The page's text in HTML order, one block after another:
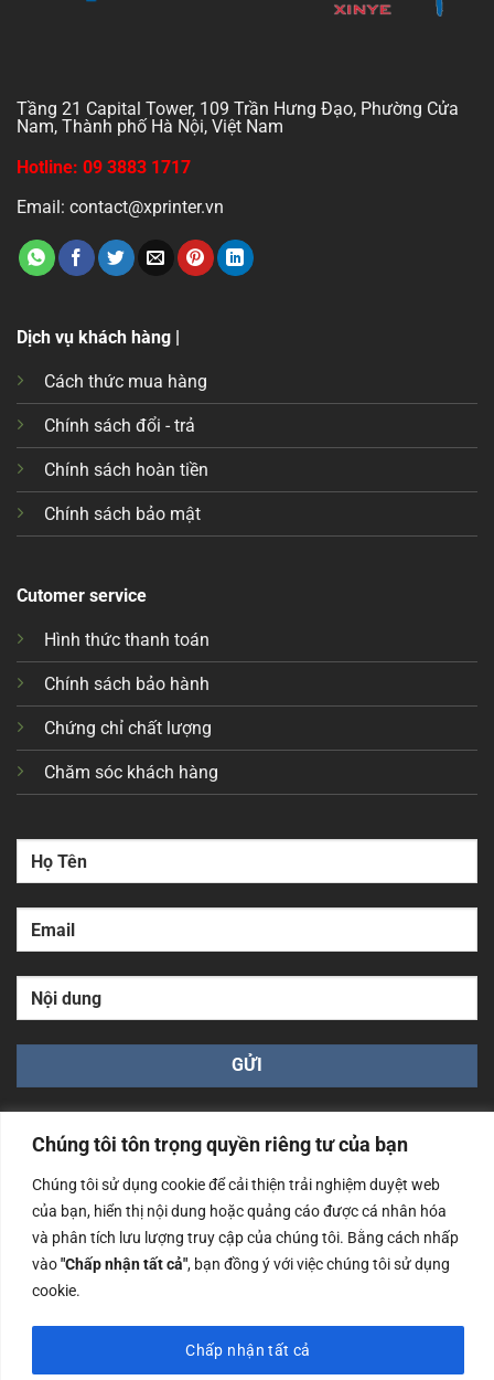
Chúng tôi tôn trọng quyền riêng tư của bạn
Chúng tôi sử dụng cookie để cải thiện trải nghiệm duyệt web
của bạn, hiển thị nội dung hoặc quảng cáo được cá nhân hóa
và phân tích lưu lượng truy cập của chúng tôi. Bằng cách nhấp
vào"Chấp nhận tất cả", bạn đồng ý với việc chúng tôi sử dụng
cookie.
Chấp nhận tất cả
Tầng 21 Capital Tower, 109 Trần Hưng Đạo, Phường Cửa
Nam, Thành phố Hà Nội, Việt Nam
Hotline: 09 3883 1717
Email: contact@xprinter.vn
Dịch vụ khách hàng |
Cách thức mua hàng
Chính sách đổi - trả
Chính sách hoàn tiền
Chính sách bảo mật
Cutomer service
Hình thức thanh toán
Chính sách bảo hành
Chứng chỉ chất lượng
Chăm sóc khách hàng
Công ty TNHH Nam Bình Xương - Số ĐKKD: 0108783483
cấp ngày 14/06/2019 bởi Sở Kế Hoạch và Đầu Tư Tp. Hà
Nội
Copyrights @2023 Nam Binh Xuong. All Rights Reserved